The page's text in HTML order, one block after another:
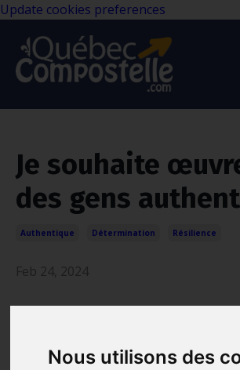
Nous utilisons des
Update cookies preferences
Je souhaite
des gens
Authentique Détermination Résilience
Feb 24, 2024